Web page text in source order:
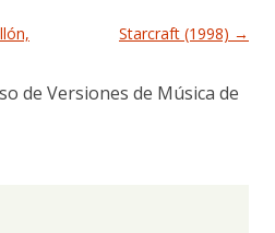
Starcraft (1998) →
de Versiones de Música de